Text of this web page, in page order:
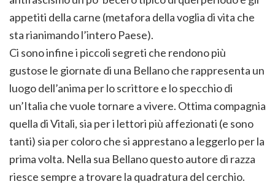
appetiti della carne (metafora della voglia di vita che
sta rianimando l’intero Paese).
Ci sono infine i piccoli segreti che rendono più
gustose le giornate di una Bellano che rappresenta un
luogo dell’anima per lo scrittore e lo specchio di
un’Italia che vuole tornare a vivere. Ottima compagnia
quella di Vitali, sia per i lettori più affezionati (e sono
tanti) sia per coloro che si apprestano a leggerlo per la
prima volta. Nella sua Bellano questo autore di razza
riesce sempre a trovare la quadratura del cerchio.